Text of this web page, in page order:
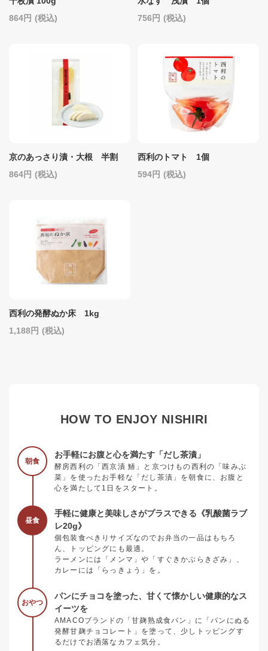
864
(税込)
756
(税込)
京のあっさり漬・大根 半割
864
(税込)
西利のトマト 1個
594
(税込)
西利の発酵ぬか床 1kg
1,188
(税込)
HOW TO ENJOY NISHIRI
朝食
お手軽にお腹と心を満たす「だし茶漬」
酵房西利の「西京漬 鰆」と京つけもの西利の「味みぶ
菜」を使ったお手軽な「だし茶漬」を朝食に、お腹と
心を満たして1日をスタート。
昼食
手軽に健康と美味しさがプラスできる《乳酸菌ラブ
レ20g》
個包装食べきりサイズなのでお弁当の一品はもちろ
ん、トッピングにも最適。
ラーメンには「メンマ」や「すぐきかぶらきざみ」、
カレーには「らっきょう」を。
おやつ
パンにチョコを塗った、甘くて懐かしい健康的なス
イーツを
AMACOブランドの「甘麹熟成食パン」に「パンにぬる
発酵甘麹チョコレート」を塗って、少しトッピングす
るだけでお洒落なカフェ気分。